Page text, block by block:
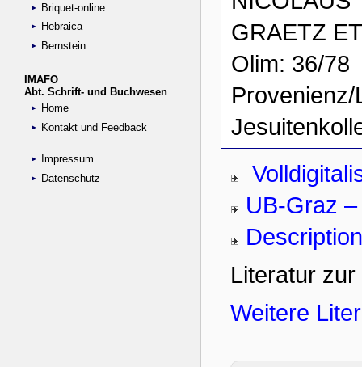
Briquet-online
Hebraica
Bernstein
IMAFO
Abt. Schrift- und Buchwesen
Home
Kontakt und Feedback
Impressum
Datenschutz